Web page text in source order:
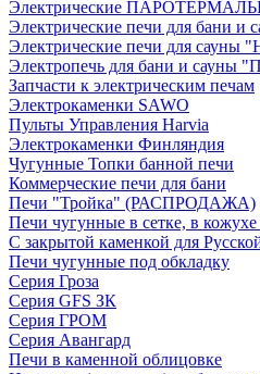
Электрические
Электрические печи для бани и
Электрические печи для сауны
Электропечь для бани и сауны
Запчасти к электрическим печам
Электрокаменки SAWO
Пульты Управления Harvia
Электрокаменки Финляндия
Чугунные Топки банной печи
Коммерческие печи для бани
Печи "Тройка" (РАСПРОДАЖА)
Печи чугунные в сетке, в
С закрытой каменкой для
Печи чугунные под обкладку
Серия Гроза
Серия GFS ЗК
Серия ГРОМ
Серия Авангард
Печи в каменной облицовке